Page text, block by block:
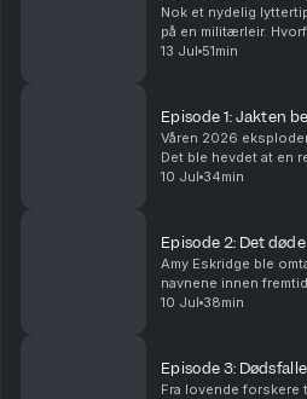
Nok et nydelig
på en militærleir.
dagene da vitner har
13 Jul 51min
Episode 1: Jakten
Våren 2026
Det ble hevdet at en
amerikansk forsvars-
10 Jul 34min
Episode 2: Det
Amy Eskridge ble
navnene innen
døde under uklare
10 Jul 38min
Episode 3:
Fra lovende